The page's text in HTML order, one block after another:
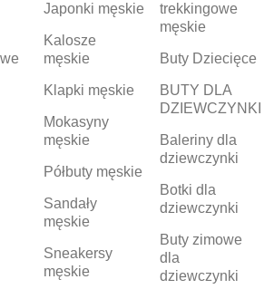
Japonki męskie
Kalosze
męskie
Klapki męskie
Mokasyny
męskie
Półbuty męskie
Sandały
męskie
Sneakersy
męskie
trekkingowe
męskie
Buty Dziecięce
BUTY DLA
DZIEWCZYNKI
Baleriny dla
dziewczynki
Botki dla
dziewczynki
Buty zimowe
dla
dziewczynki